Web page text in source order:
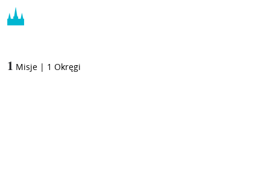
1 Misje | 1 Okręgi